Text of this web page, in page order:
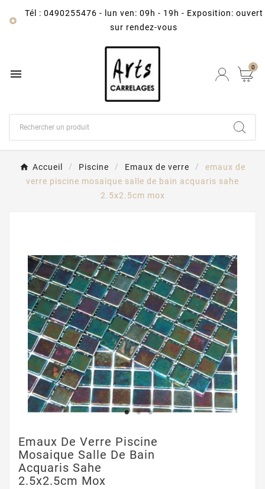

Tél : 0490255476 -
lun ven: 09h - 19h - Exposition: ouvert
sur rendez-vous
 0
Accueil Piscine Emaux de verre
emaux de
verre piscine mosaique salle de bain acquaris sahe
2.5x2.5cm mox
Emaux De Verre Piscine
Mosaique Salle De Bain
Acquaris Sahe
2.5x2.5cm Mox